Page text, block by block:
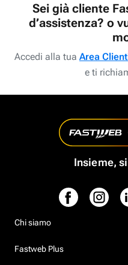
Sei già cliente
d’assistenza? o
Accedi alla tua Area
e ti
Insieme,
Chi siamo
Fastweb Plus